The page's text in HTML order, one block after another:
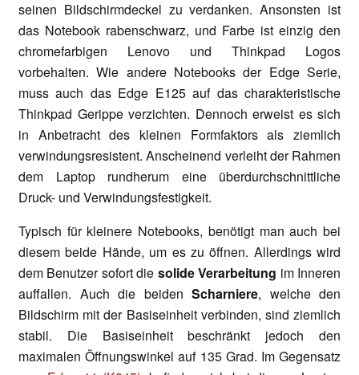
seinen Bildschirmdeckel zu verdanken. Ansonsten ist
das Notebook rabenschwarz, und Farbe ist einzig den
chromefarbigen Lenovo und Thinkpad Logos
vorbehalten. Wie andere Notebooks der Edge Serie,
muss auch das Edge E125 auf das charakteristische
Thinkpad Gerippe verzichten. Dennoch erweist es sich
in Anbetracht des kleinen Formfaktors als ziemlich
verwindungsresistent. Anscheinend verleiht der Rahmen
dem Laptop rundherum eine überdurchschnittliche
Druck- und Verwindungsfestigkeit.
Typisch für kleinere Notebooks, benötigt man auch bei
diesem beide Hände, um es zu öffnen. Allerdings wird
dem Benutzer sofort die solide Verarbeitung im Inneren
auffallen. Auch die beiden Scharniere, welche den
Bildschirm mit der Basiseinheit verbinden, sind ziemlich
stabil. Die Basiseinheit beschränkt jedoch den
maximalen Öffnungswinkel auf 135 Grad. Im Gegensatz